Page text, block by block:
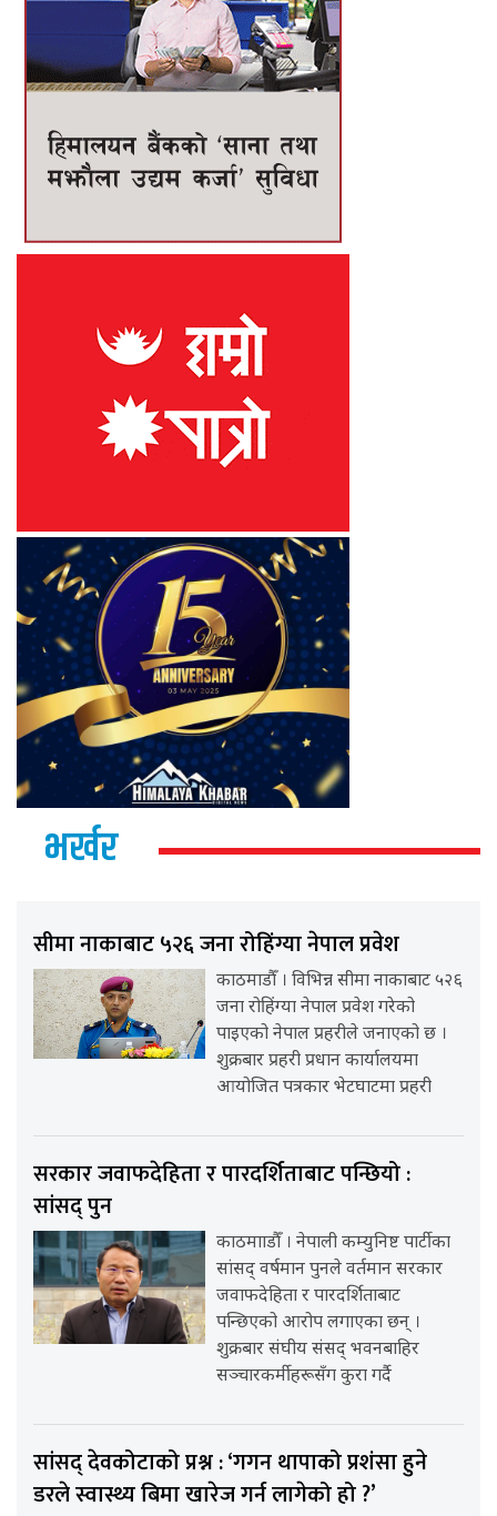
भर्खर
सीमा नाकाबाट ५२६ जना रोहिंग्या नेपाल प्रवेश
काठमाडौँ । विभिन्न सीमा नाकाबाट ५२६
जना रोहिंग्या नेपाल प्रवेश गरेको
पाइएको नेपाल प्रहरीले जनाएको छ ।
शुक्रबार प्रहरी प्रधान कार्यालयमा
आयोजित पत्रकार भेटघाटमा प्रहरी
सरकार जवाफदेहिता र पारदर्शिताबाट पन्छियो :
सांसद् पुन
काठमााडौँ । नेपाली कम्युनिष्ट पार्टीका
सांसद् वर्षमान पुनले वर्तमान सरकार
जवाफदेहिता र पारदर्शिताबाट
पन्छिएको आरोप लगाएका छन् ।
शुक्रबार संघीय संसद् भवनबाहिर
सञ्चारकर्मीहरूसँग कुरा गर्दै
सांसद् देवकोटाको प्रश्न : ‘गगन थापाको प्रशंसा हुने
डरले स्वास्थ्य बिमा खारेज गर्न लागेको हो ?’